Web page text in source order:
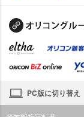
PC版に切り替え